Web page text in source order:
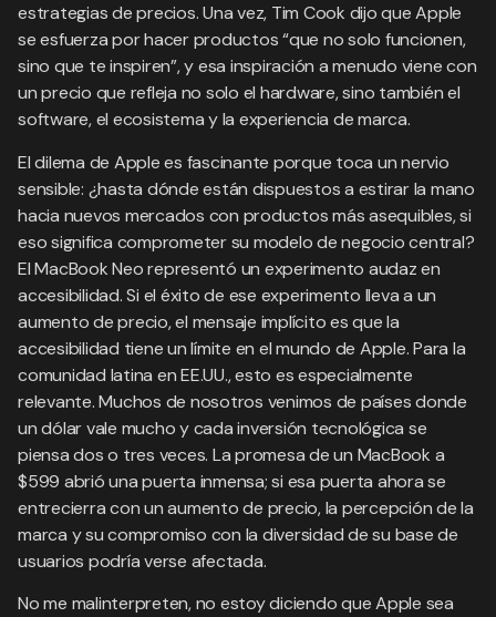
estrategias de precios. Una vez, Tim Cook dijo que Apple
se esfuerza por hacer productos “que no solo funcionen,
sino que te inspiren”, y esa inspiración a menudo viene con
un precio que refleja no solo el hardware, sino también el
software, el ecosistema y la experiencia de marca.
El dilema de Apple es fascinante porque toca un nervio
sensible: ¿hasta dónde están dispuestos a estirar la mano
hacia nuevos mercados con productos más asequibles, si
eso significa comprometer su modelo de negocio central?
El MacBook Neo representó un experimento audaz en
accesibilidad. Si el éxito de ese experimento lleva a un
aumento de precio, el mensaje implícito es que la
accesibilidad tiene un límite en el mundo de Apple. Para la
comunidad latina en EE.UU., esto es especialmente
relevante. Muchos de nosotros venimos de países donde
un dólar vale mucho y cada inversión tecnológica se
piensa dos o tres veces. La promesa de un MacBook a
$599 abrió una puerta inmensa; si esa puerta ahora se
entrecierra con un aumento de precio, la percepción de la
marca y su compromiso con la diversidad de su base de
usuarios podría verse afectada.
No me malinterpreten, no estoy diciendo que Apple sea